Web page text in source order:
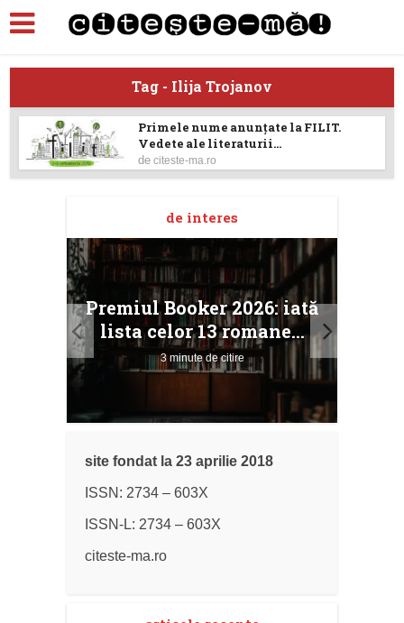
Tag - Ilija Trojanov
Primele nume anunțate la FILIT.
Vedete ale literaturii...
deciteste-ma.ro
de interes
Premiul Booker 2026: iată
lista celor 13 romane...
3 minute de citire
site fondat la 23 aprilie 2018
ISSN: 2734 – 603X
ISSN-L: 2734 – 603X
citeste-ma.ro